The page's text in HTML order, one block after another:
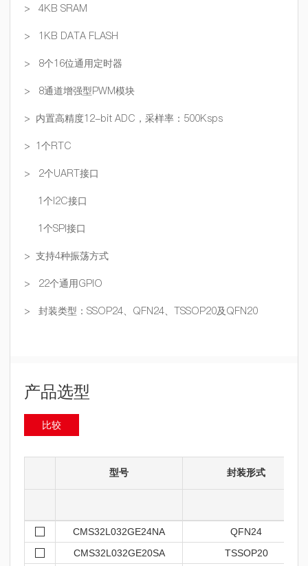
> 4KB SRAM
> 1KB DATA FLASH
> 8个16位通用定时器
> 8通道增强型PWM模块
> 内置高精度12-bit ADC，采样率：500Ksps
> 1个RTC
> 2个UART接口
1个I2C接口
1个SPI接口
> 支持4种振荡方式
> 22个通用GPIO
> 封装类型：SSOP24、QFN24、TSSOP20及QFN20
产品选型
比较
型号 封装形式
CMS32L032GE24NA
QFN24
CMS32L032GE20SA
TSSOP20